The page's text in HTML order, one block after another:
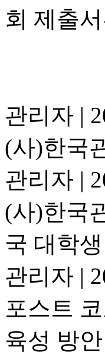
회 제출
관리자 |
(사)한국
관리자 |
(사)한국
국 대학
관리자 |
포스트
육성 방